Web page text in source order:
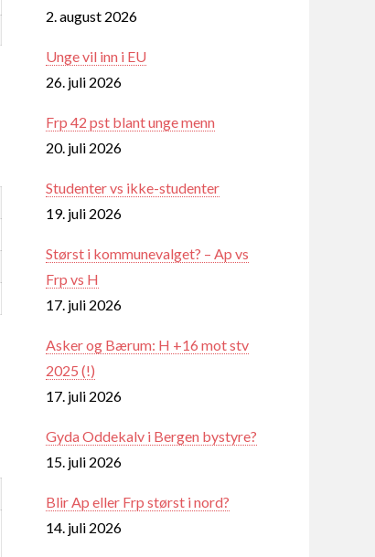
2. august 2026
Unge vil inn i EU
26. juli 2026
Frp 42 pst blant unge menn
20. juli 2026
Studenter vs ikke-studenter
19. juli 2026
Størst i kommunevalget? – Ap vs
Frp vs H
17. juli 2026
Asker og Bærum: H +16 mot stv
2025 (!)
17. juli 2026
Gyda Oddekalv i Bergen bystyre?
15. juli 2026
Blir Ap eller Frp størst i nord?
14. juli 2026